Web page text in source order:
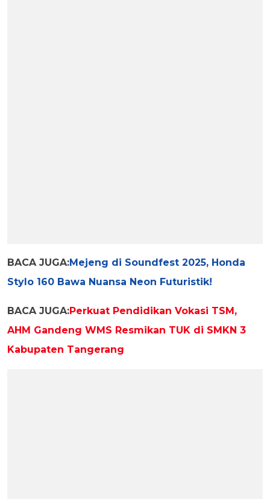
BACA JUGA:Mejeng di Soundfest 2025, Honda
Stylo 160 Bawa Nuansa Neon Futuristik!
BACA JUGA:Perkuat Pendidikan Vokasi TSM,
AHM Gandeng WMS Resmikan TUK di SMKN 3
Kabupaten Tangerang